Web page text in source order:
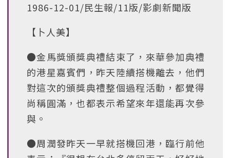
1986-12-01/民生報/11版/影劇新聞版
【卜人美】
●金馬獎頒獎典禮結束了，來華參加典禮
的港星嘉賓們，昨天陸續搭機離去，他們
對這次的頒獎典禮整個過程活動，都覺得
尚稱圓滿，也都表示希望來年還能再次參
與。
●周潤發昨天一早就搭機回港，臨行前他